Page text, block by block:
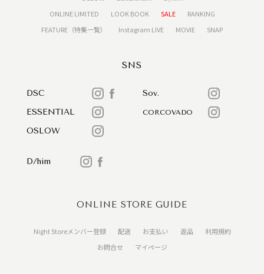
ONLINE LIMITED
LOOK BOOK SALE
RANKING
FEATURE（特集一覧）
Instagram LIVE MOVIE SNAP
SNS
DSC
Sov.
ESSENTIAL
CORCOVADO
OSLOW
D/him
ONLINE STORE GUIDE
Night Storeメンバー登録 配送 お支払い 返品
利用規約
お問合せ
マイページ